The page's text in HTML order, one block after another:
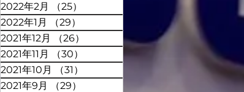
2022年2月
（25）
2022年1月
（29）
2021年12月
（26）
26件の記事
2021年11月
（30）
30件の記事
2021年10月
（31）
2021年9月
（29）